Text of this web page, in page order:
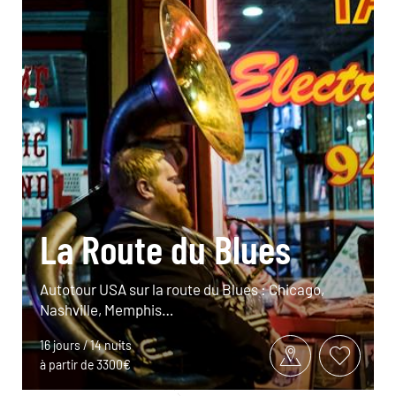
La Route du Blues
Autotour USA sur la route du Blues : Chicago,
Nashville, Memphis…
16 jours / 14 nuits
à partir de 3300€